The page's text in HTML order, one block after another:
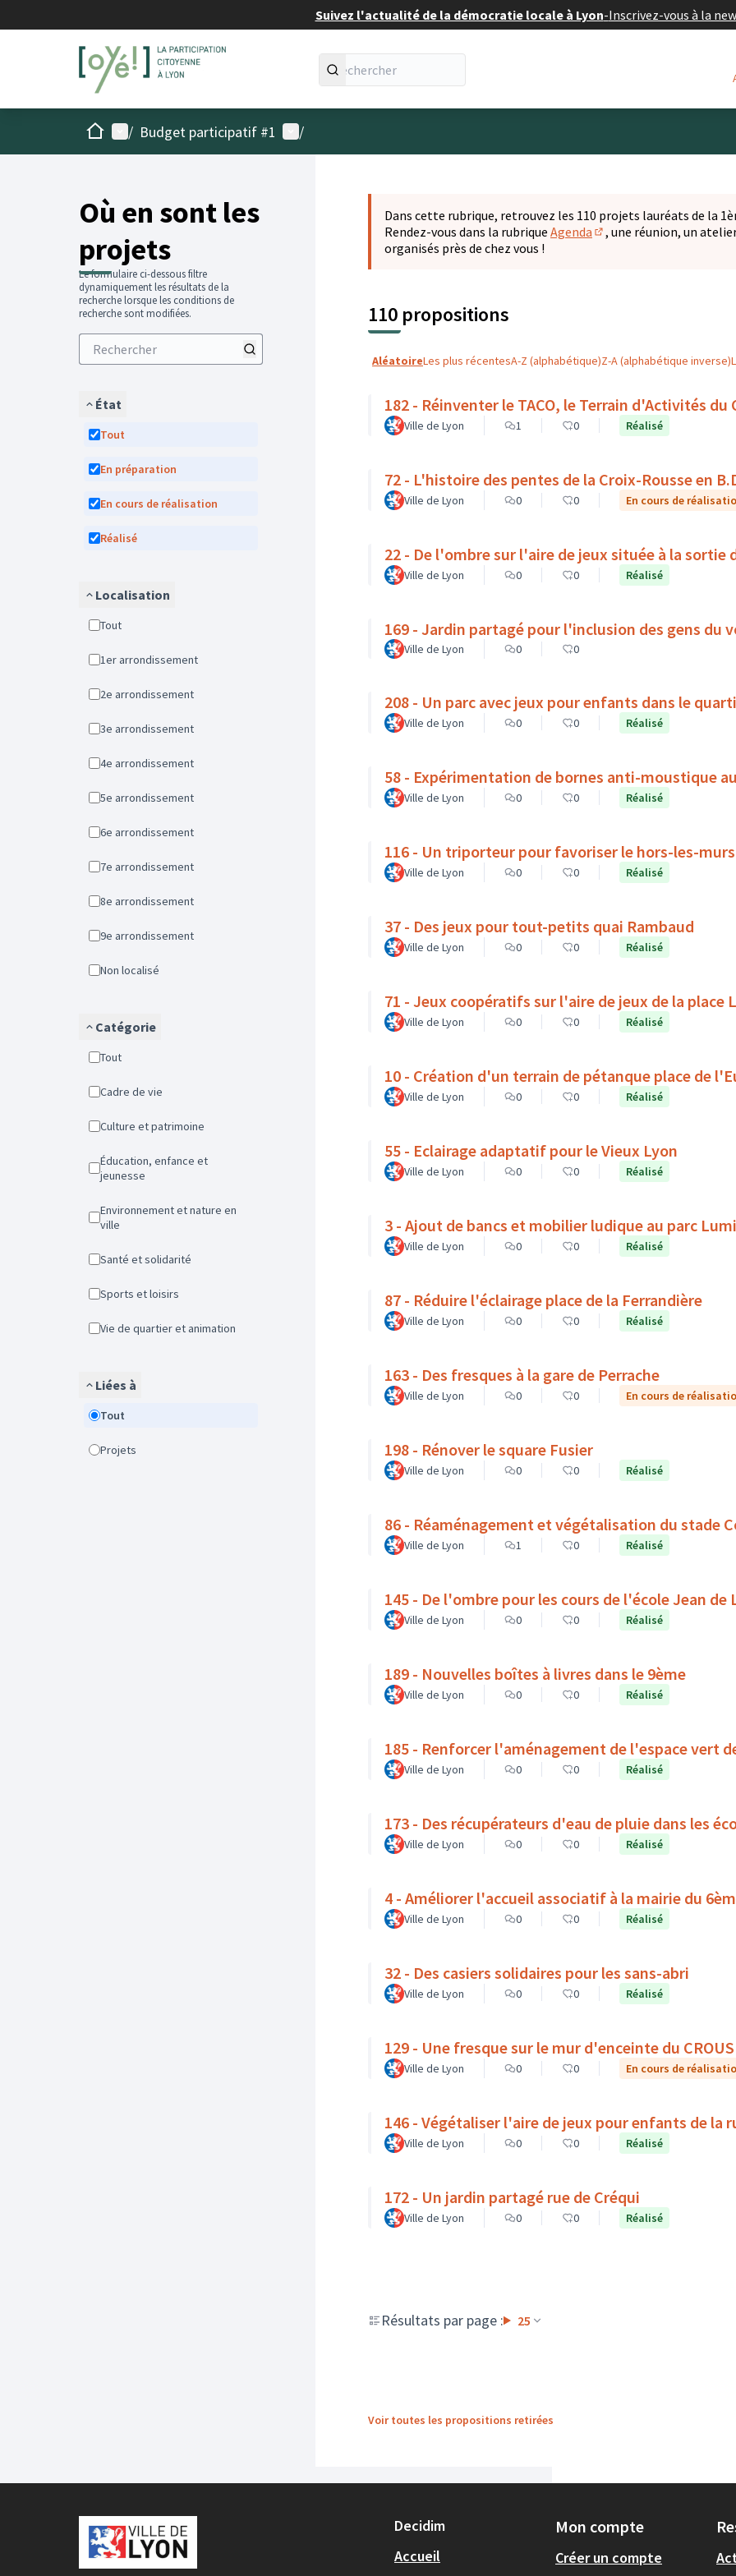
Suivez l'actualité de la démocratie locale à Lyon-Inscrivez-vous à la
AccueilMenu principal
/ Budget participatif #1 Menu utilisateur
/
Où en sont les
projets
Le formulaire ci-dessous filtre
dynamiquement les résultats de la
recherche lorsque les conditions de
recherche sont modifiées.
État
Tout
En préparation
En cours de réalisation
Réalisé
Localisation
Tout
1er arrondissement
2e arrondissement
3e arrondissement
4e arrondissement
5e arrondissement
6e arrondissement
7e arrondissement
8e arrondissement
9e arrondissement
Non localisé
Catégorie
Tout
Cadre de vie
Culture et patrimoine
Éducation, enfance et
jeunesse
Environnement et nature en
ville
Santé et solidarité
Sports et loisirs
Vie de quartier et animation
Liées à
Tout
Projets
Dans cette rubrique, retrouvez les 110 projets lauréats de la
Rendez-vous dans la rubrique Agenda
(S'ouvre dans un nouvel
, une réunion, un
organisés près de chez vous !
110 propositions
AléatoireLes plus récentesA-Z (alphabétique)Z-A (alphabétique inverse)
182 - Réinventer le TACO, le Terrain d'Activités du
Ville de Lyon 1 0 Réalisé
72 - L'histoire des pentes de la Croix-Rousse en
Ville de Lyon 0 0 En cours de
22 - De l'ombre sur l'aire de jeux située à la sortie
Ville de Lyon 0 0 Réalisé
169 - Jardin partagé pour l'inclusion des gens du
Ville de Lyon 0 0
208 - Un parc avec jeux pour enfants dans le
Ville de Lyon 0 0 Réalisé
58 - Expérimentation de bornes anti-moustique
Ville de Lyon 0 0 Réalisé
116 - Un triporteur pour favoriser le hors-les-
Ville de Lyon 0 0 Réalisé
37 - Des jeux pour tout-petits quai Rambaud
Ville de Lyon 0 0 Réalisé
71 - Jeux coopératifs sur l'aire de jeux de la place
Ville de Lyon 0 0 Réalisé
10 - Création d'un terrain de pétanque place de
Ville de Lyon 0 0 Réalisé
55 - Eclairage adaptatif pour le Vieux Lyon
Ville de Lyon 0 0 Réalisé
3 - Ajout de bancs et mobilier ludique au parc
Ville de Lyon 0 0 Réalisé
87 - Réduire l'éclairage place de la Ferrandière
Ville de Lyon 0 0 Réalisé
163 - Des fresques à la gare de Perrache
Ville de Lyon 0 0 En cours de
198 - Rénover le square Fusier
Ville de Lyon 0 0 Réalisé
86 - Réaménagement et végétalisation du stade
Ville de Lyon 1 0 Réalisé
145 - De l'ombre pour les cours de l'école Jean de
Ville de Lyon 0 0 Réalisé
189 - Nouvelles boîtes à livres dans le 9ème
Ville de Lyon 0 0 Réalisé
185 - Renforcer l'aménagement de l'espace vert
Ville de Lyon 0 0 Réalisé
173 - Des récupérateurs d'eau de pluie dans les
Ville de Lyon 0 0 Réalisé
4 - Améliorer l'accueil associatif à la mairie du
Ville de Lyon 0 0 Réalisé
32 - Des casiers solidaires pour les sans-abri
Ville de Lyon 0 0 Réalisé
129 - Une fresque sur le mur d'enceinte du
Ville de Lyon 0 0 En cours de
146 - Végétaliser l'aire de jeux pour enfants de la
Ville de Lyon 0 0 Réalisé
172 - Un jardin partagé rue de Créqui
Ville de Lyon 0 0 Réalisé
Résultats par page : 25
Voir toutes les propositions retirées
Decidim
Accueil
Mon compte
Créer un compte